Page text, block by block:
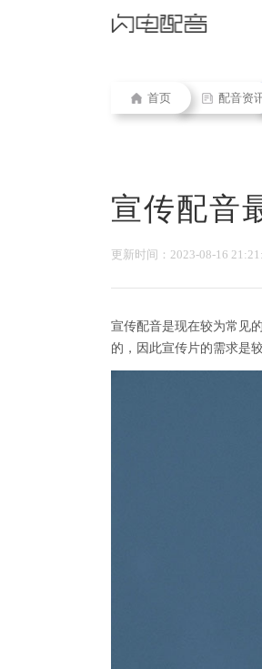
首页 配音资
宣传配音
更新时间：2023-08-16
宣传配音是现在较为常见
的，因此宣传片的需求是